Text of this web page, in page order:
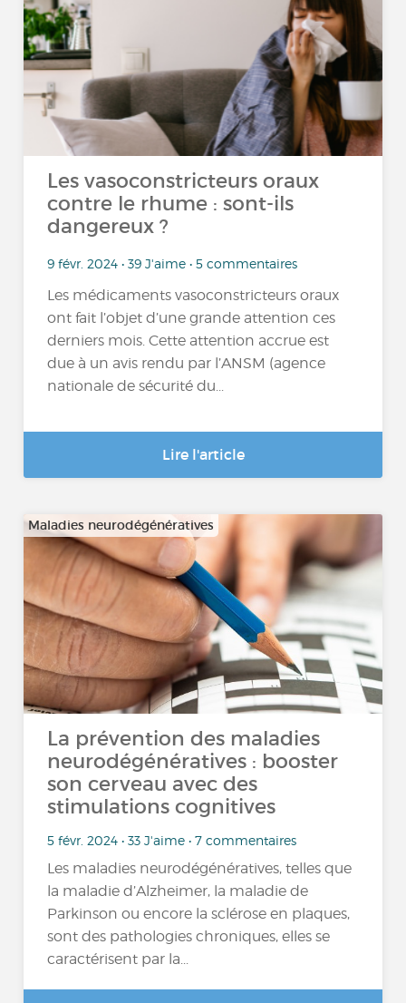
Les vasoconstricteurs oraux
contre le rhume : sont-ils
dangereux ?
9 févr. 2024 • 39 J'aime • 5 commentaires
Les médicaments vasoconstricteurs oraux
ont fait l’objet d’une grande attention ces
derniers mois. Cette attention accrue est
due à un avis rendu par l’ANSM (agence
nationale de sécurité du...
Lire l'article
Maladies neurodégénératives
La prévention des maladies
neurodégénératives : booster
son cerveau avec des
stimulations cognitives
5 févr. 2024 • 33 J'aime • 7 commentaires
Les maladies neurodégénératives, telles que
la maladie d’Alzheimer, la maladie de
Parkinson ou encore la sclérose en plaques,
sont des pathologies chroniques, elles se
caractérisent par la...